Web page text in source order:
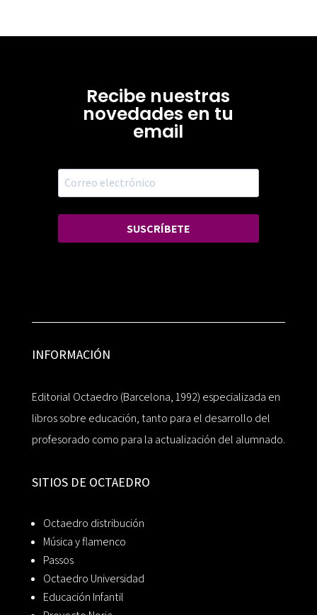
Recibe nuestras
novedades en tu
email
SUSCRÍBETE
INFORMACIÓN
Editorial Octaedro (Barcelona, 1992) especializada en
libros sobre educación, tanto para el desarrollo del
profesorado como para la actualización del alumnado.
SITIOS DE OCTAEDRO
Octaedro distribución
Música y flamenco
Passos
Octaedro Universidad
Educación Infantil